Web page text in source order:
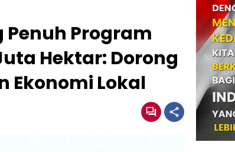
Penuh Program
Hektar: Dorong
Ekonomi Lokal